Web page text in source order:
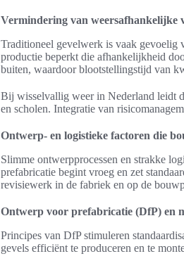
Vermindering van weersafhankelijke
Traditioneel gevelwerk is vaak gevoelig
productie beperkt die afhankelijkheid
buiten, waardoor blootstellingstijd van
Bij wisselvallig weer in Nederland leidt
en scholen. Integratie van
Ontwerp- en logistieke factoren die
Slimme ontwerpprocessen en strakke
prefabricatie begint vroeg en zet
revisiewerk in de fabriek en op de
Ontwerp voor prefabricatie (DfP) en
Principes van DfP stimuleren
gevels efficiënt te produceren en te